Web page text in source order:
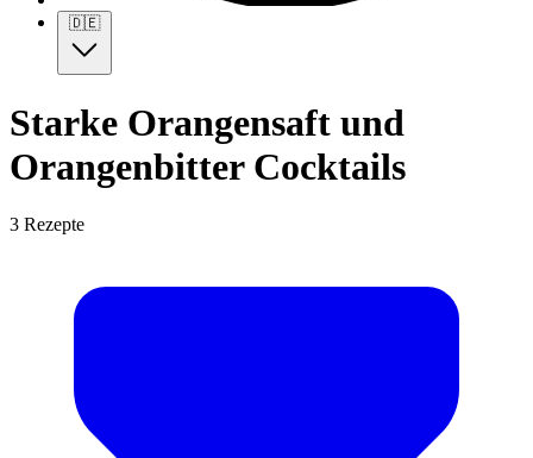
🇩🇪
Starke Orangensaft und
Orangenbitter Cocktails
3 Rezepte